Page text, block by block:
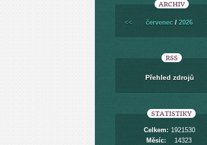
ARCHIV
<< červenec / 2026
RSS
Přehled zdrojů
STATISTIKY
Celkem: 1921530
Měsíc:
14323